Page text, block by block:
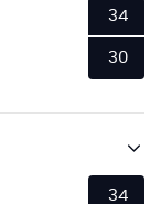
34
30
34